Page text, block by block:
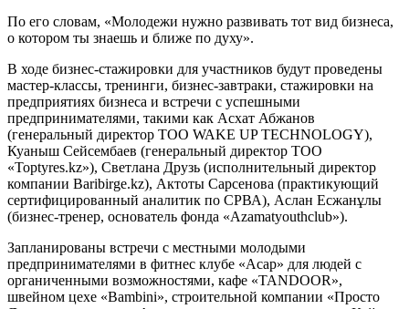
По его словам, «Молодежи нужно развивать тот вид бизнеса,
о котором ты знаешь и ближе по духу».
В ходе бизнес-стажировки для участников будут проведены
мастер-классы, тренинги, бизнес-завтраки, стажировки на
предприятиях бизнеса и встречи с успешными
предпринимателями, такими как Асхат Абжанов
(генеральный директор ТОО WAKE UP TECHNOLOGY),
Куаныш Сейсембаев (генеральный директор ТОО
«Toptyres.kz»), Светлана Друзь (исполнительный директор
компании Baribirge.kz), Актоты Сарсенова (практикующий
сертифицированный аналитик по СРВА), Аслан Есжанұлы
(бизнес-тренер, основатель фонда «Azamatyouthclub»).
Запланированы встречи с местными молодыми
предпринимателями в фитнес клубе «Асар» для людей с
органиченными возможностями, кафе «TANDOOR»,
швейном цехе «Bambini», строительной компании «Просто